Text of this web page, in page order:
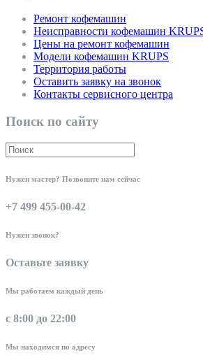
Ремонт кофемашин
Неисправности кофемашин
Цены на ремонт кофемашин
Модели кофемашин KRUPS
Территория работы
Оставить заявку на звонок
Контакты сервисного центра
Поиск по сайту
Нужен мастер? Позвоните нам сейчас
+7 499 455-00-42
Нужен звонок?
Оставьте заявку
Мы работаем каждый день
с 8:00 до 22:00
Мы находимся по адресу